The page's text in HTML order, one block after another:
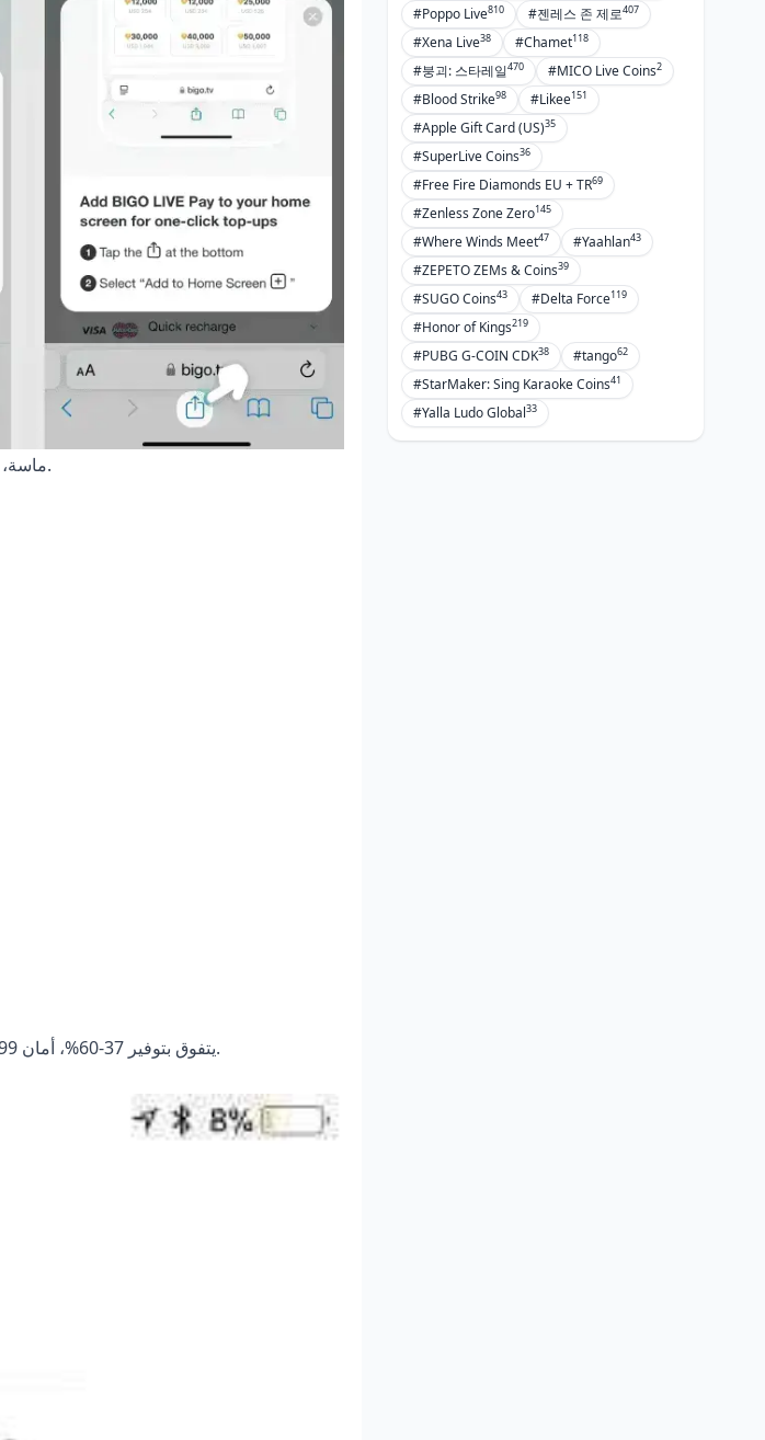
40 ماسة بـ3.30 SAR (توفير 32%)، سعر 0.083 SAR/ماسة، تسليم 1-2 دقيقة، حد أعلى ببيومتري.
– BitTopup يتفوق بتوفير 37-60%، أمان 99% كشف احتيال، تكامل سلس.
#Poppo Live810 #젠레스 존 제로407
#Xena Live38 #Chamet118
#붕괴: 스타레일470 #MICO Live Coins2
#Blood Strike98 #Likee151
#Apple Gift Card (US)35
#SuperLive Coins36
#Free Fire Diamonds EU + TR69
#Zenless Zone Zero145
#Where Winds Meet47 #Yaahlan43
#ZEPETO ZEMs & Coins39
#SUGO Coins43 #Delta Force119
#Honor of Kings219
#PUBG G-COIN CDK38 #tango62
#StarMaker: Sing Karaoke Coins41
#Yalla Ludo Global33